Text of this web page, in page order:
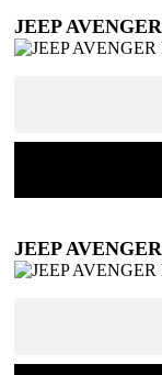
JEEP
JEEP